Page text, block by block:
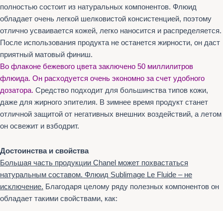
полностью состоит из натуральных компонентов. Флюид
обладает очень легкой шелковистой консистенцией, поэтому
отлично усваивается кожей, легко наносится и распределяется.
После использования продукта не останется жирности, он даст
приятный матовый финиш.
Во флаконе бежевого цвета заключено 50 миллилитров
флюида. Он расходуется очень экономно за счет удобного
дозатора. Средство подходит для большинства типов кожи,
даже для жирного эпителия. В зимнее время продукт станет
отличной защитой от негативных внешних воздействий, а летом
он освежит и взбодрит.
Достоинства и свойства
Большая часть продукции Chanel может похвастаться
натуральным составом. Флюид Sublimage Le Fluide – не
исключение. Благодаря целому ряду полезных компонентов он
обладает такими свойствами, как: